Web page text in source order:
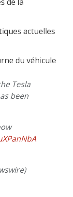
actuelles
du véhicule
Tesla
been